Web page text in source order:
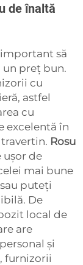
de înaltă
să
preț bun.
cu
astfel
cu
excelentă în
travertin. Rosu
de
mai bune
puteți
De
local de
are
și
furnizorii